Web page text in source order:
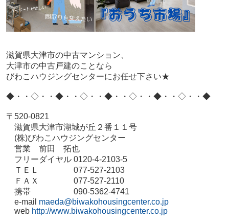
滋賀県大津市の中古マンション、
大津市の中古戸建のことなら
びわこハウジングセンターにお任せ下さい★
◆・・◇・・◆・・◇・・◆・・◇・・◆・・◇・・◆
〒520-0821
滋賀県大津市湖城が丘２番１１号
(株)びわこハウジングセンター
営業 前田 拓也
フリーダイヤル 0120-4-2103-5
ＴＥＬ 077-527-2103
ＦＡＸ 077-527-2110
携帯 090-5362-4741
e-mail maeda@biwakohousingcenter.co.jp
web http://www.biwakohousingcenter.co.jp